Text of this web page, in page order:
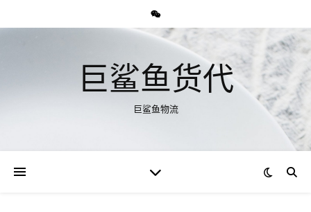
巨鲨鱼货代
巨鲨鱼物流